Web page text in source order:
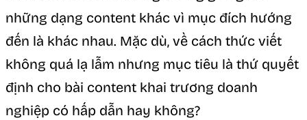
những dạng content khác vì mục đích hướng
đến là khác nhau. Mặc dù, về cách thức viết
không quá lạ lẫm nhưng mục tiêu là thứ quyết
định cho bài content khai trương doanh
nghiệp có hấp dẫn hay không?